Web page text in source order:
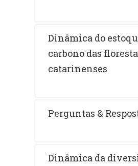
Dinâmica do
carbono das
catarinenses
Perguntas &
Dinâmica da